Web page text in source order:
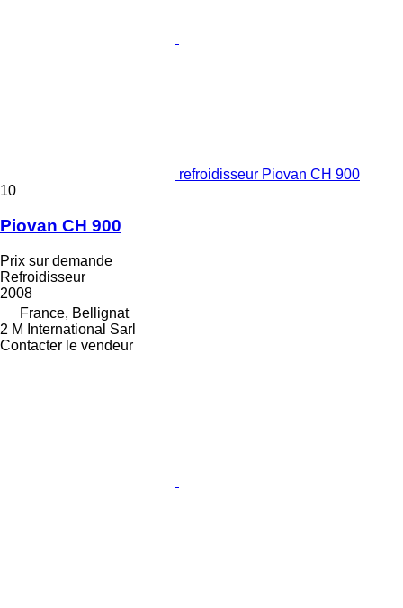
refroidisseur Piovan CH 900
10
Piovan CH 900
Prix sur demande
Refroidisseur
2008
France, Bellignat
2 M International Sarl
Contacter le vendeur